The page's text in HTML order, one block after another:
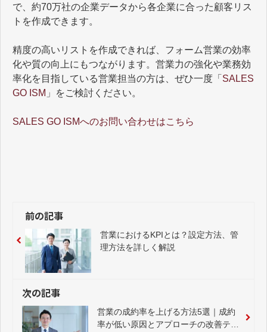
で、約70万社の企業データから各企業に合った顧客リス
トを作成できます。
精度の高いリストを作成できれば、フォーム営業の効率
化や質の向上にもつながります。営業力の強化や業務効
率化を目指している営業担当の方は、ぜひ一度「 SALES
GO ISM 」をご検討ください。
SALES GO ISMへのお問い合わせはこちら
前の記事
営業におけるKPIとは？設定方法、管
理方法を詳しく解説
次の記事
営業の成約率を上げる方法5選｜成約
率が低い原因とアプローチの改善テク